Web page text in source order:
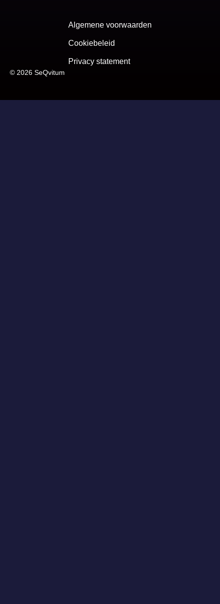
© 2026 SeQvitum
Algemene voorwaarden
Cookiebeleid
Privacy statement